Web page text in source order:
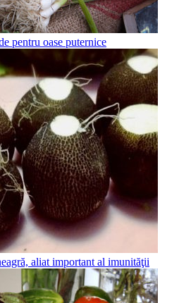
pentru oase puternice
aliat important al imunităţii